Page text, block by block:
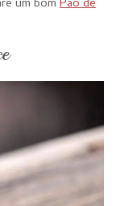
um bom Pão de